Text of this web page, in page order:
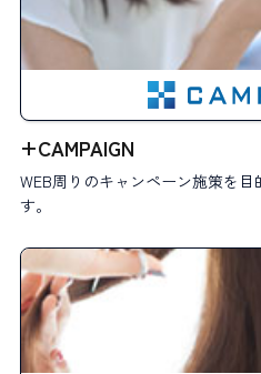
+CAMPAIGN
WEB周りのキャンペーン施策を
す。